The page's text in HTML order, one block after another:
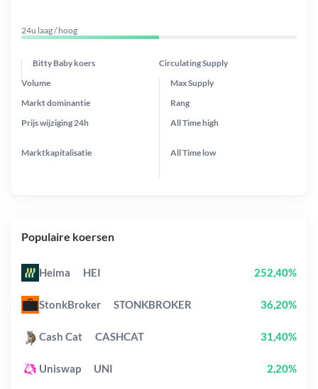
24u laag / hoog
Bitty Baby koers Circulating Supply
Prijs wijziging 24h
Max Supply
Markt dominantie
Marktkapitalisatie
Volume
Rang
All Timehigh
All Time low
Populaire koersen
Heima HEI 252,40%
StonkBroker STONKBROKER 36,20%
Cash Cat CASHCAT 31,40%
Uniswap UNI 2,20%